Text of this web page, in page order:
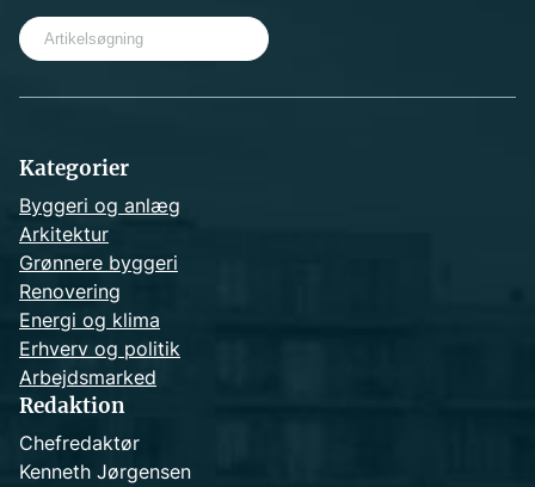
Kategorier
Byggeri og anlæg
Arkitektur
Grønnere byggeri
Renovering
Energi og klima
Erhverv og politik
Arbejdsmarked
Redaktion
Chefredaktør
Kenneth Jørgensen